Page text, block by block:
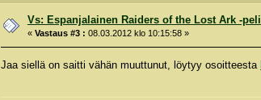
Vs: Espanjalainen Raiders of the Lost Ark -peli
« Vastaus #3 : 08.03.2012 klo 10:15:58 »
Jaa siellä on saitti vähän muuttunut, löytyy osoitteesta